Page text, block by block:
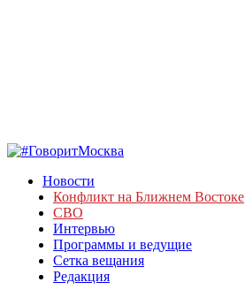
Новости
Конфликт на Ближнем Востоке
СВО
Интервью
Программы и ведущие
Сетка вещания
Редакция